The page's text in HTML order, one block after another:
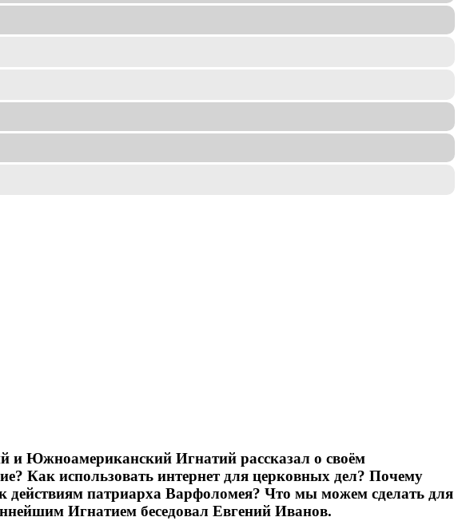
и Южноамериканский Игнатий рассказал о своём
Как использовать интернет для церковных дел? Почему
действиям патриарха Варфоломея? Что мы можем сделать для
Игнатием беседовал Евгений Иванов.